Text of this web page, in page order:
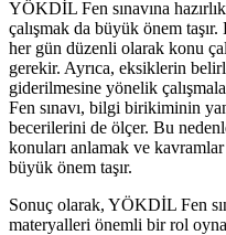
YÖKDİL Fen sınavına
çalışmak da büyük önem
her gün düzenli olarak konu
gerekir. Ayrıca, eksiklerin
giderilmesine yönelik
Fen sınavı, bilgi birikiminin
becerilerini de ölçer. Bu
konuları anlamak ve
büyük önem taşır.
Sonuç olarak, YÖKDİL Fen
materyalleri önemli bir rol